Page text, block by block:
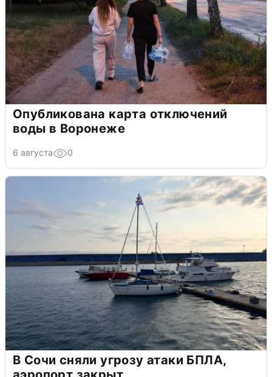
Опубликована карта отключений
воды в Воронеже
6 августа 0
В Сочи сняли угрозу атаки БПЛА,